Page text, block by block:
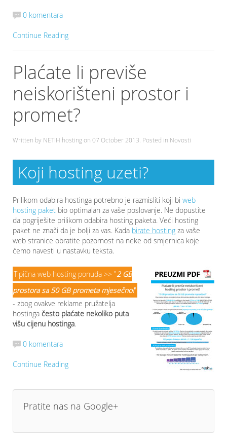
0 komentara
Continue Reading
Plaćate li previše
neiskorišteni prostor i
promet?
Written by NETIH hosting on 07 October 2013 . Posted in Novosti
Koji hosting uzeti?
Prilikom odabira hostinga potrebno je razmisliti koji bi web
hosting paket bio optimalan za vaše poslovanje. Ne dopustite
da pogriješite prilikom odabira hosting paketa. Veći hosting
paket ne znači da je bolji za vas. Kada birate hosting za vaše
web stranice obratite pozornost na neke od smjernica koje
ćemo navesti u nastavku teksta.
Tipična web hosting ponuda >> "2 GB
prostora sa 50 GB prometa mjesečno!"
- zbog ovakve reklame pružatelja
hostinga često plaćate nekoliko puta
višu cijenu hostinga.
0 komentara
Continue Reading
Pratite nas na Google+